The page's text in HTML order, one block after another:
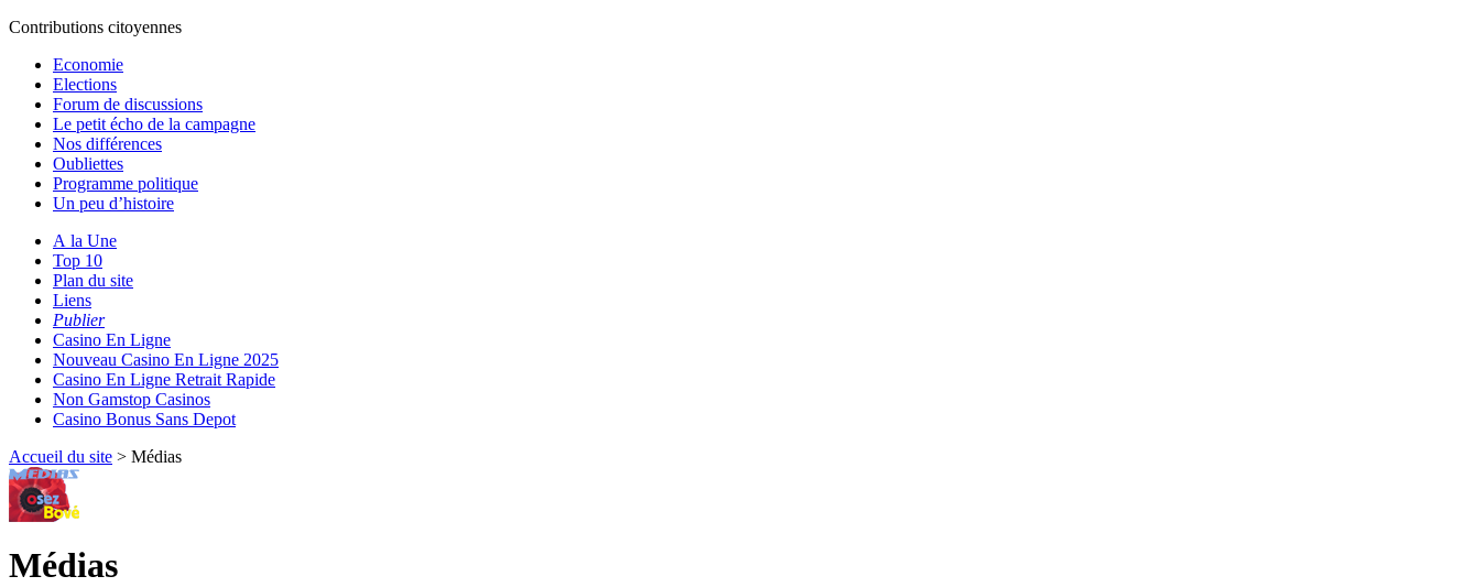
Contributions citoyennes
Economie
Elections
Forum de discussions
Le petit écho de la campagne
Nos différences
Oubliettes
Programme politique
Un peu d’histoire
A la Une
Top 10
Plan du site
Liens
Publier
Casino En Ligne
Nouveau Casino En Ligne 2025
Casino En Ligne Retrait Rapide
Non Gamstop Casinos
Casino Bonus Sans Depot
Accueil du site > Médias
Médias